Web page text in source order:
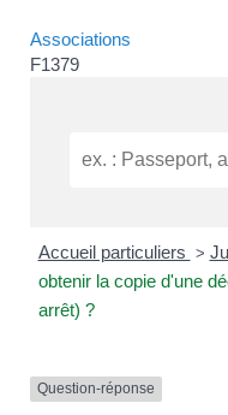
Associations
F1379
Accueil particuliers >
obtenir la copie d'une
arrêt) ?
Question-réponse